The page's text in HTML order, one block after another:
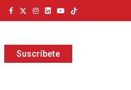
Suscríbete